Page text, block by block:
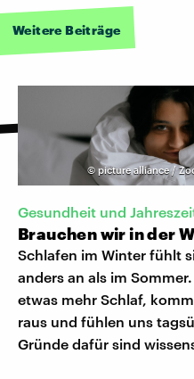
Weitere Beiträge
© picture alliance /
Gesundheit und
Brauchen wir in der
Schlafen im Winter fühlt
anders an als im
etwas mehr Schlaf,
raus und fühlen uns
Gründe dafür sind